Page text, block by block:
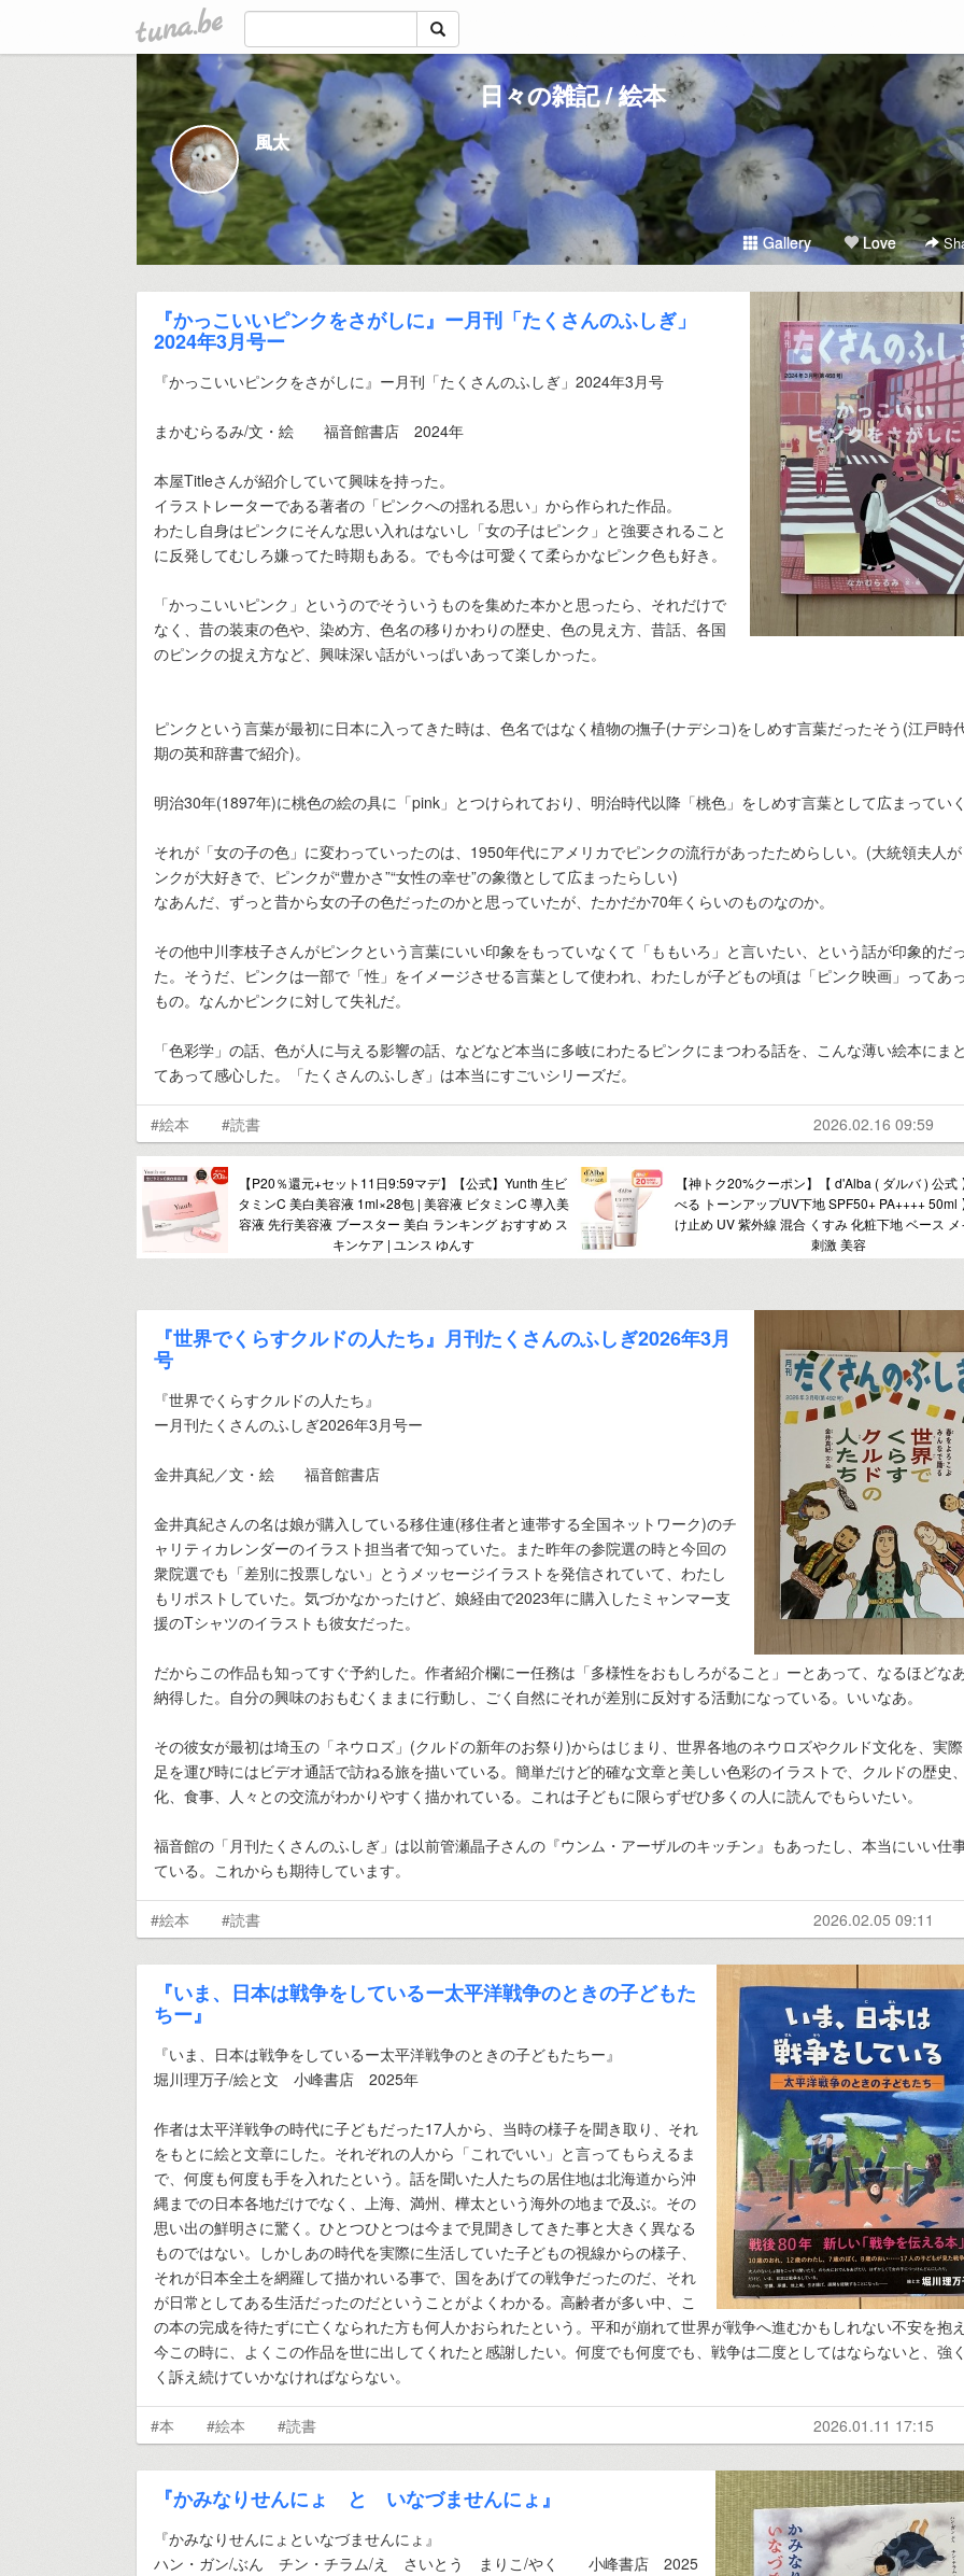
tuna.be
日々の雑記 / 絵本
風太
Gallery Love
『かっこいいピンクをさがしに』ー月刊「たくさんのふしぎ」
2024年3月号ー
『かっこいいピンクをさがしに』ー月刊「たくさんのふしぎ」2024年3月号
まかむらるみ/文・絵 福音館書店 2024年
本屋Titleさんが紹介していて興味を持った。
イラストレーターである著者の「ピンクへの揺れる思い」から作られた作品。
わたし自身はピンクにそんな思い入れはないし「女の子はピンク」と強要されること
に反発してむしろ嫌ってた時期もある。でも今は可愛くて柔らかなピンク色も好き。
「かっこいいピンク」というのでそういうものを集めた本かと思ったら、それだけで
なく、昔の装束の色や、染め方、色名の移りかわりの歴史、色の見え方、昔話、各国
のピンクの捉え方など、興味深い話がいっぱいあって楽しかった。
ピンクという言葉が最初に日本に入ってきた時は、色名ではなく植物の撫子(ナデシコ)をしめす言葉だったそう(江戸時
期の英和辞書で紹介)。
明治30年(1897年)に桃色の絵の具に「pink」とつけられており、明治時代以降「桃色」をしめす言葉として広まってい
それが「女の子の色」に変わっていったのは、1950年代にアメリカでピンクの流行があったためらしい。(大統領夫人
ンクが大好きで、ピンクが“豊かさ”“女性の幸せ”の象徴として広まったらしい)
なあんだ、ずっと昔から女の子の色だったのかと思っていたが、たかだか70年くらいのものなのか。
その他中川李枝子さんがピンクという言葉にいい印象をもっていなくて「ももいろ」と言いたい、という話が印象的だ
た。そうだ、ピンクは一部で「性」をイメージさせる言葉として使われ、わたしが子どもの頃は「ピンク映画」ってあ
もの。なんかピンクに対して失礼だ。
「色彩学」の話、色が人に与える影響の話、などなど本当に多岐にわたるピンクにまつわる話を、こんな薄い絵本にま
てあって感心した。「たくさんのふしぎ」は本当にすごいシリーズだ。
#絵本 #読書 2026.02.16 09:59
【P20％還元+セット11日9:59マデ】【公式】Yunth 生ビ
タミンC 美白美容液 1ml×28包 | 美容液 ビタミンC 導入美
容液 先行美容液 ブースター 美白 ランキング おすすめ ス
キンケア | ユンス ゆんす
【神トク20%クーポン】【 d'Alba ( ダルバ ) 公式
べる トーンアップUV下地 SPF50+ PA++++ 50ml
け止め UV 紫外線 混合 くすみ 化粧下地 ベース
刺激 美容
『世界でくらすクルドの人たち』月刊たくさんのふしぎ2026年3月
号
『世界でくらすクルドの人たち』
ー月刊たくさんのふしぎ2026年3月号ー
金井真紀／文・絵 福音館書店
金井真紀さんの名は娘が購入している移住連(移住者と連帯する全国ネットワーク)のチ
ャリティカレンダーのイラスト担当者で知っていた。また昨年の参院選の時と今回の
衆院選でも「差別に投票しない」とうメッセージイラストを発信されていて、わたし
もリポストしていた。気づかなかったけど、娘経由で2023年に購入したミャンマー支
援のTシャツのイラストも彼女だった。
だからこの作品も知ってすぐ予約した。作者紹介欄にー任務は「多様性をおもしろがること」ーとあって、なるほどな
納得した。自分の興味のおもむくままに行動し、ごく自然にそれが差別に反対する活動になっている。いいなあ。
その彼女が最初は埼玉の「ネウロズ」(クルドの新年のお祭り)からはじまり、世界各地のネウロズやクルド文化を、実
足を運び時にはビデオ通話で訪ねる旅を描いている。簡単だけど的確な文章と美しい色彩のイラストで、クルドの歴史
化、食事、人々との交流がわかりやすく描かれている。これは子どもに限らずぜひ多くの人に読んでもらいたい。
福音館の「月刊たくさんのふしぎ」は以前管瀬晶子さんの『ウンム・アーザルのキッチン』もあったし、本当にいい仕
ている。これからも期待しています。
#絵本 #読書 2026.02.05 09:11
『いま、日本は戦争をしているー太平洋戦争のときの子どもた
ちー』
『いま、日本は戦争をしているー太平洋戦争のときの子どもたちー』
堀川理万子/絵と文 小峰書店 2025年
作者は太平洋戦争の時代に子どもだった17人から、当時の様子を聞き取り、それ
をもとに絵と文章にした。それぞれの人から「これでいい」と言ってもらえるま
で、何度も何度も手を入れたという。話を聞いた人たちの居住地は北海道から沖
縄までの日本各地だけでなく、上海、満州、樺太という海外の地まで及ぶ。その
思い出の鮮明さに驚く。ひとつひとつは今まで見聞きしてきた事と大きく異なる
ものではない。しかしあの時代を実際に生活していた子どもの視線からの様子、
それが日本全土を網羅して描かれいる事で、国をあげての戦争だったのだ、それ
が日常としてある生活だったのだということがよくわかる。高齢者が多い中、こ
の本の完成を待たずに亡くなられた方も何人かおられたという。平和が崩れて世界が戦争へ進むかもしれない不安を抱
今この時に、よくこの作品を世に出してくれたと感謝したい。何度でも何度でも、戦争は二度としてはならないと、強
く訴え続けていかなければならない。
#本 #絵本 #読書 2026.01.11 17:15
『かみなりせんにょ と いなづませんにょ』
『かみなりせんにょといなづませんにょ』
ハン・ガン/ぶん チン・チラム/え さいとう まりこ/やく 小峰書店 2025